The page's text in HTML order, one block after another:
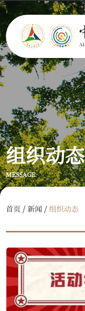
组织动态
MESSAGE
首页 / 新闻 /组织动态